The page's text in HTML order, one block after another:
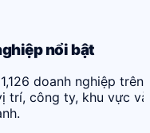
nổi bật
doanh nghiệp trên
trí, công ty, khu vực và